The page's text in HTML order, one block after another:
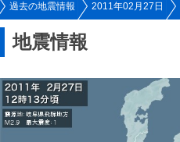
過去の地震情報 2011年02月27日
地震情報